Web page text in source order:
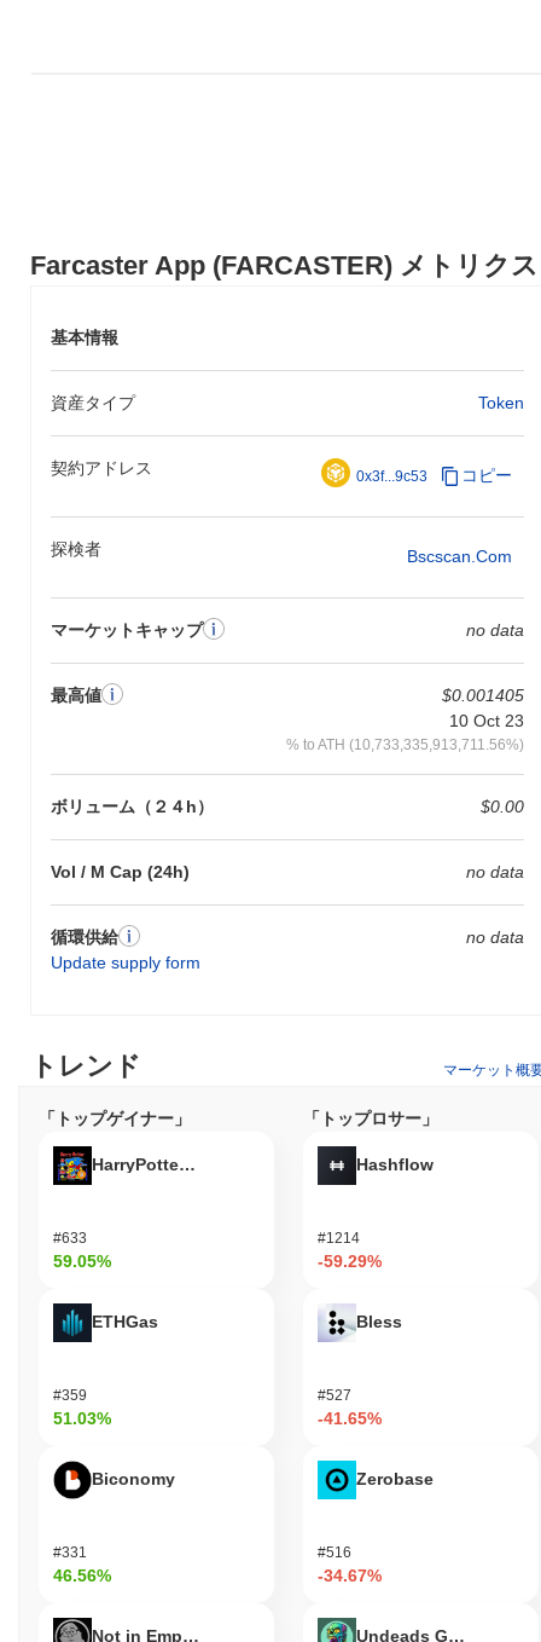
Farcaster App (FARCASTER) メトリクス
基本情報
資産タイプ Token
契約アドレス 0x3f...9c53 コピー
探検者 Bscscan.com
マーケットキャップ no data
最高値
$0.001405
10 Oct 23
% to ATH (10,733,335,913,711.56%)
ボリューム（２４h） $0.00
Vol / M Cap (24h) no data
循環供給
Update supply form
no data
トレンド マーケット概
「トップゲイナー」
HarryPotterObamaSonic10Inu (ETH)
#633
59.05%
ETHGas
#359
51.03%
Biconomy
#331
46.56%
Not in Employment, Education, or Training
「トップロサー」
Hashflow
#1214
-59.29%
Bless
#527
-41.65%
Zerobase
#516
-34.67%
Undeads Games